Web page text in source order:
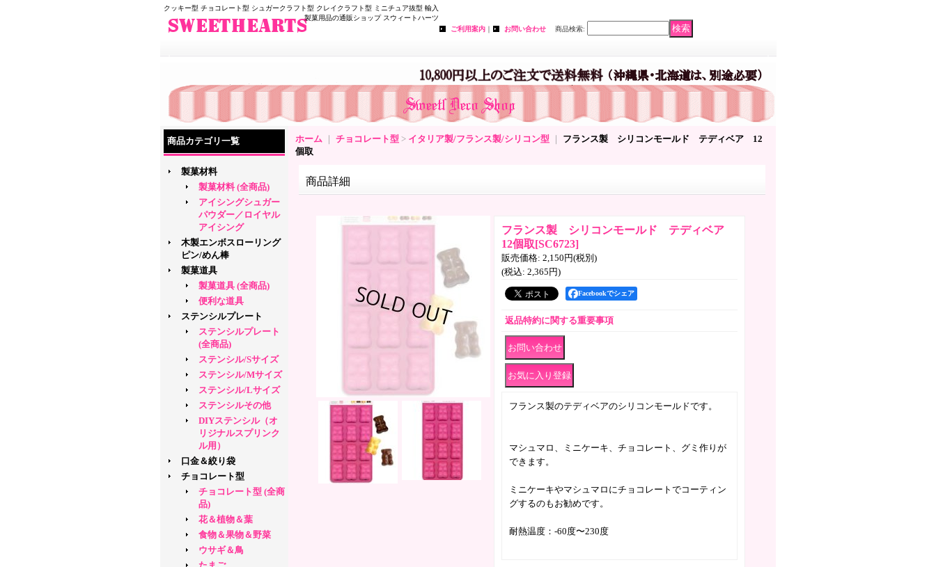
クッキー型 チョコレート型 シュガークラフト型 クレイクラフト型 ミニチュア抜型 輸入
製菓用品の通販ショップ スウィートハーツ
ご利用案内 ｜ お問い合わせ 商品検索:
商品カテゴリ一覧
製菓材料
製菓材料 (全商品)
アイシングシュガー
パウダー／ロイヤル
アイシング
木製エンボスローリング
ピン/めん棒
製菓道具
製菓道具 (全商品)
便利な道具
ステンシルプレート
ステンシルプレート
(全商品)
ステンシル/Sサイズ
ステンシル/Mサイズ
ステンシル/Lサイズ
ステンシルその他
DIYステンシル（オ
リジナルスプリンク
ル用）
口金＆絞り袋
チョコレート型
チョコレート型 (全商
品)
花＆植物＆葉
食物＆果物＆野菜
ウサギ＆鳥
ホーム チョコレート型 > イタリア製/フランス製/シリコン型
フランス製 シリコンモールド テディベア 12
個取
商品詳細
フランス製 シリコンモールド テディベア
12個取[SC6723]
販売価格: 2,150円(税別)
(税込: 2,365円)
Facebookでシェア
返品特約に関する重要事項
フランス製のテディベアのシリコンモールドです。
マシュマロ、ミニケーキ、チョコレート、グミ作りが
できます。
ミニケーキやマシュマロにチョコレートでコーティン
グするのもお勧めです。
耐熱温度：-60度〜230度